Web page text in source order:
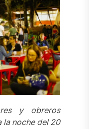
y obreros
la noche del 20